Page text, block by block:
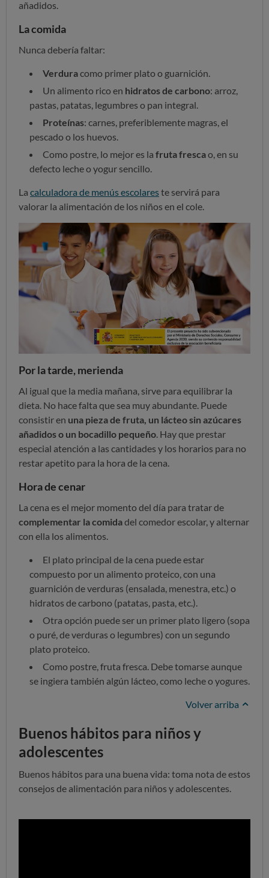
añadidos.
La comida
Nunca debería faltar:
Verduracomo primer plato o guarnición.
Un alimento rico en hidratos de carbono: arroz,
pastas, patatas, legumbres o pan integral.
Proteínas: carnes, preferiblemente magras, el
pescado o los huevos.
Como postre, lo mejor es la fruta frescao, en su
defecto leche o yogur sencillo.
La calculadora de menús escolareste servirá para
valorar la alimentación de los niños en el cole.
Por la tarde, merienda
Al igual que la media mañana, sirve para equilibrar la
dieta. No hace falta que sea muy abundante. Puede
consistir en una pieza de fruta, un lácteo sin azúcares
añadidos o un bocadillo pequeño . Hay que prestar
especial atención a las cantidades y los horarios para no
restar apetito para la hora de la cena.
Hora de cenar
La cena es el mejor momento del día para tratar de
complementar la comidadel comedor escolar, y alternar
con ella los alimentos.
El plato principal de la cena puede estar
compuesto por un alimento proteico, con una
guarnición de verduras (ensalada, menestra, etc.) o
hidratos de carbono (patatas, pasta, etc.).
Otra opción puede ser un primer plato ligero (sopa
o puré, de verduras o legumbres) con un segundo
plato proteico.
Como postre, fruta fresca. Debe tomarse aunque
se ingiera también algún lácteo, como leche o yogures.
Volver arriba
Buenos hábitos para niños y
adolescentes
Buenos hábitos para una buena vida: toma nota de estos
consejos de alimentación para niños y adolescentes.